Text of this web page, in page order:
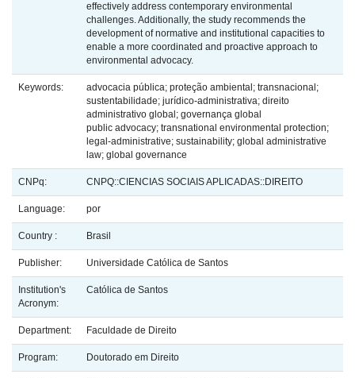
effectively address contemporary environmental
challenges. Additionally, the study recommends the
development of normative and institutional capacities to
enable a more coordinated and proactive approach to
environmental advocacy.
Keywords:
advocacia pública; proteção ambiental; transnacional;
sustentabilidade; jurídico-administrativa; direito
administrativo global; governança global
public advocacy; transnational environmental protection;
legal-administrative; sustainability; global administrative
law; global governance
CNPq: CNPQ::CIENCIAS SOCIAIS APLICADAS::DIREITO
Language: por
Country : Brasil
Publisher: Universidade Católica de Santos
Institution's
Acronym:
Católica de Santos
Department: Faculdade de Direito
Program: Doutorado em Direito